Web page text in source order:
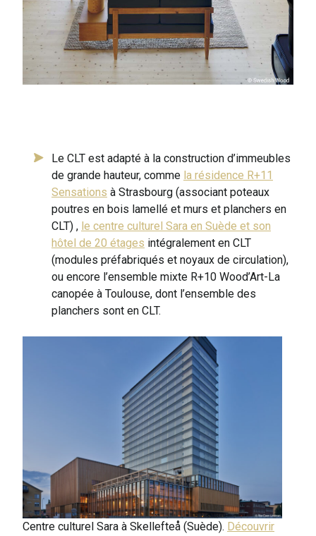
Le CLT est adapté à la construction d’immeubles
de grande hauteur, comme la résidence R+11
Sensations à Strasbourg (associant poteaux
poutres en bois lamellé et murs et planchers en
CLT) , le centre culturel Sara en Suède et son
hôtel de 20 étages intégralement en CLT
(modules préfabriqués et noyaux de circulation),
ou encore l’ensemble mixte R+10 Wood’Art-La
canopée à Toulouse, dont l’ensemble des
planchers sont en CLT.
Centre culturel Sara à Skellefteå (Suède). Découvrir